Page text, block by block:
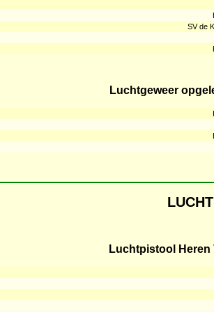
SV de
Luchtgeweer
Luchtpistool Heren